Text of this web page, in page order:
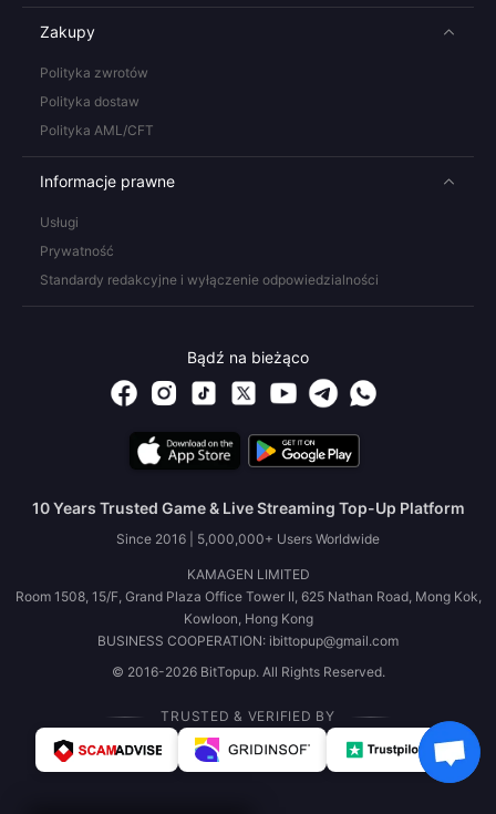
Zakupy
Polityka zwrotów
Polityka dostaw
Polityka AML/CFT
Informacje prawne
Usługi
Prywatność
Standardy redakcyjne i wyłączenie odpowiedzialności
Bądź na bieżąco
10 Years Trusted Game & Live Streaming Top-Up Platform
Since 2016 | 5,000,000+ Users Worldwide
KAMAGEN LIMITED
Room 1508, 15/F, Grand Plaza Office Tower II, 625 Nathan Road, Mong Kok,
Kowloon, Hong Kong
BUSINESS COOPERATION: ibittopup@gmail.com
© 2016-2026 BitTopup. All Rights Reserved.
TRUSTED & VERIFIED BY